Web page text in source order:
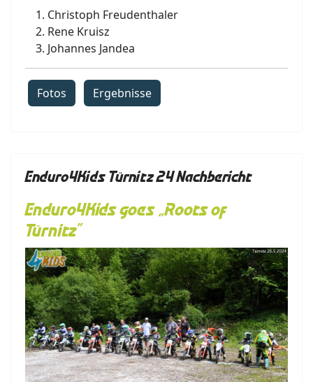
Christoph Freudenthaler
Rene Kruisz
Johannes Jandea
Fotos Ergebnisse
Enduro4Kids Türnitz 24 Nachbericht
Enduro4Kids goes „Roots of
Türnitz”